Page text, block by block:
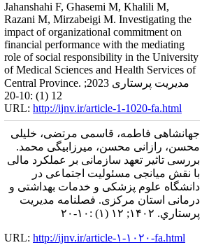
Jahanshahi F, Ghasemi M, Khalili M,
Razani M, Mirzabeigi M. Investigating the
impact of organizational commitment on
financial performance with the mediating
role of social responsibility in the University
of Medical Sciences and Health Services of
Central Province. مدیریت پرستاری 2023;
12 (1) :10-20
URL: http://ijnv.ir/article-1-1020-fa.html
جهانشاهی فاطمه، قاسمی مرتضی، خلیلی
محسن، رازانی محسن، میرزابیگی محمد.
بررسی تاثیر تعهد سازمانی بر عملکرد مالی
با نقش میانجی مسئولیت اجتماعی در
دانشگاه علوم پزشکی و خدمات بهداشتی و
درمانی استان مرکزی. فصلنامه مديريت
پرستاري. ۱۴۰۲; ۱۲ (۱) :۱۰-۲۰
URL: http://ijnv.ir/article-۱-۱۰۲۰-fa.html